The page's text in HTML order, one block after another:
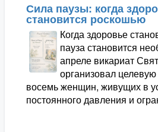
Сила паузы: когда
становится роскошью
Когда здоровье
пауза становится
апреле викариат
организовал
восемь женщин, живущих в
постоянного давления и